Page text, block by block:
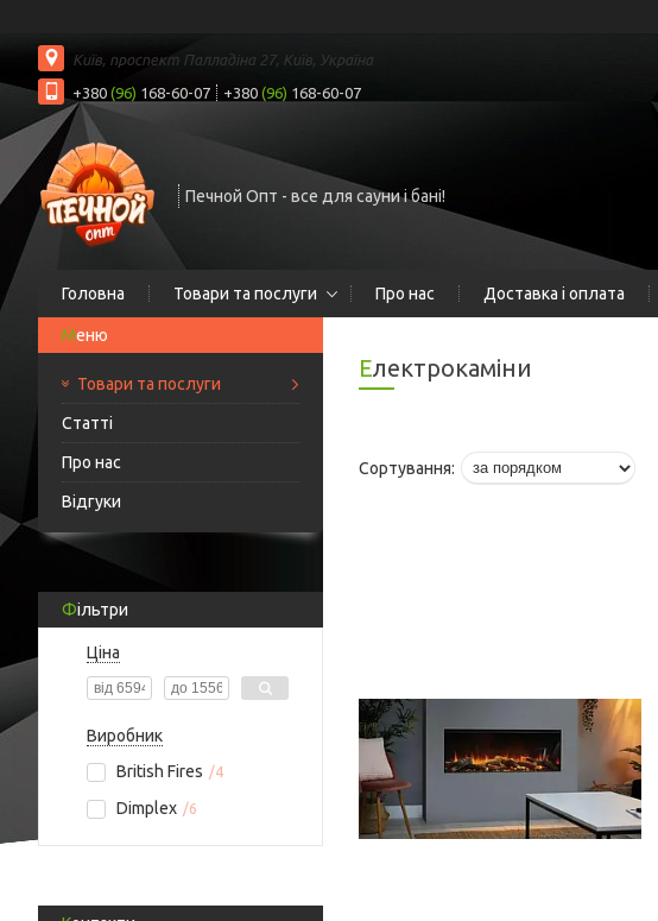
Київ, проспект Палладіна 27, Київ, Україна
+380 (96) 168-60-07 +380 (96) 168-60-07
Печной Опт - все для сауни і бані!
Головна Товари та послуги Про нас Доставка і оплата
Товари та послуги
Статті
Про нас
Відгуки
Фільтри
Ціна
Виробник
British Fires
4
Dimplex 6
Електрокаміни